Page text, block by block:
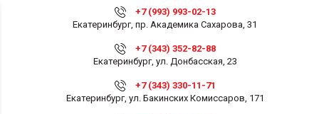
+7 (993) 993-02-13
Екатеринбург, пр. Академика Сахарова, 31
+7 (343) 352-82-88
Екатеринбург, ул. Донбасская, 23
+7 (343) 330-11-71
Екатеринбург, ул. Бакинских Комиссаров, 171